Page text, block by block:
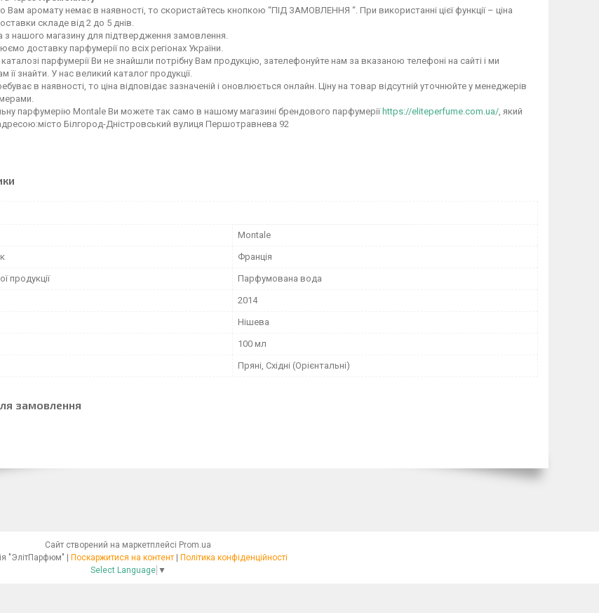
Вам аромату немає в наявності, то скористайтесь кнопкою “ПІД ЗАМОВЛЕННЯ “. При використанні цієї функції – ціна
складе від 2 до 5 днів.
з нашого магазину для підтвердження замовлення.
доставку парфумерії по всіх регіонах України.
парфумерії Ви не знайшли потрібну Вам продукцію, зателефонуйте нам за вказаною телефоні на сайті і ми
її знайти. У нас великий каталог продукції.
в наявності, то ціна відповідає зазначеній і оновлюється онлайн. Ціну на товар відсутній уточнюйте у менеджерів
парфумерію Montale Ви можете так само в нашому магазині брендового парфумеріїhttps://eliteperfume.com.ua/ , який
Білгород-Дністровський вулиця Першотравнева 92
Montale
Франція
продукції Парфумована вода
2014
Нішева
100 мл
Пряні, Східні (Орієнтальні)
замовлення
Сайт створений на маркетплейсі Prom.ua
Компанія "ЭлітПарфюм" | Поскаржитися на контент | Політика конфіденційності
Select Language ▼